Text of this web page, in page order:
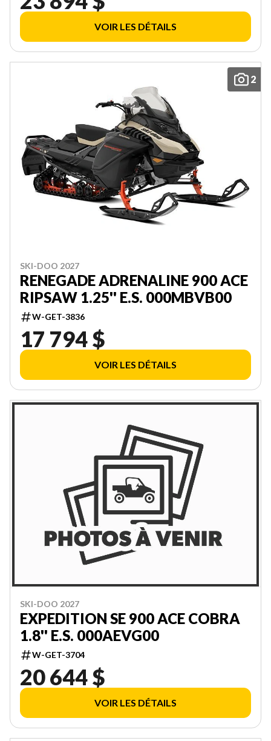
VOIR LES DÉTAILS
2
SKI-DOO 2027
RENEGADE ADRENALINE 900 ACE
RIPSAW 1.25'' E.S. 000MBVB00
W-GET-3836
17 794 $
VOIR LES DÉTAILS
SKI-DOO 2027
EXPEDITION SE 900 ACE COBRA
1.8'' E.S. 000AEVG00
W-GET-3704
20 644 $
VOIR LES DÉTAILS